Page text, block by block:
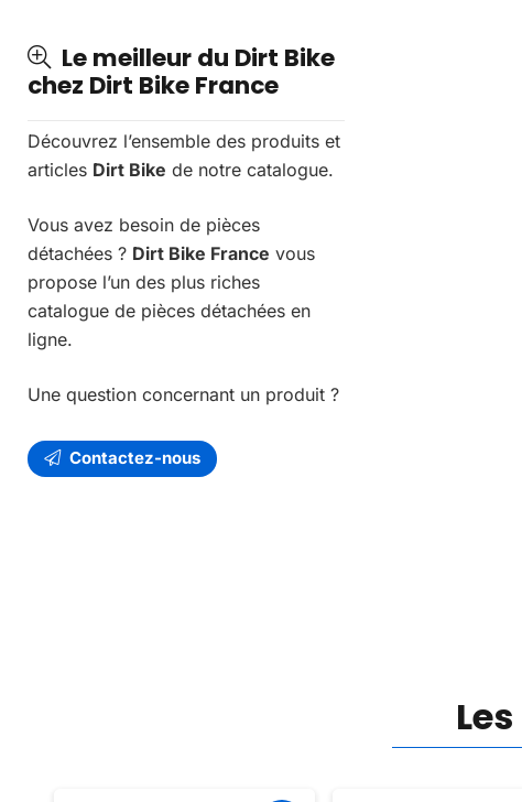
Le meilleur du Dirt Bike
chez Dirt Bike France
Découvrez l’ensemble des produits et
articles Dirt Bike de notre catalogue.
Vous avez besoin de pièces
détachées ? Dirt Bike France vous
propose l’un des plus riches
catalogue de pièces détachées en
ligne.
Une question concernant un produit ?
Contactez-nous
Les